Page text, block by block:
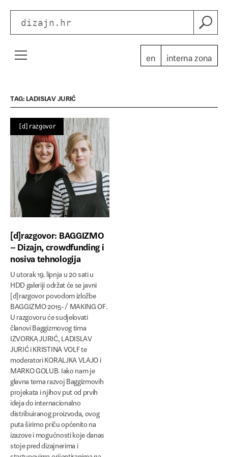
en interna zona
HDD
Smjernice za izračun cijena djela dizajna
O Hrvatskom dizajnerskom društvu
Članovi upravnih tijela (2019. – 2021.)
Kontakt
Članstvo
Indeks dizajnera
HDD Galerija
Izložbe
[d]razgovor
Gostovanja
Edukacija
Dizajnerska početnica
Nove modne prakse
Tipografski kolegij
Stručna predavanja
Practicing Design
TAG: LADISLAV JURIĆ
[d]razgovor
[d]razgovor: BAGGIZMO
– Dizajn, crowdfunding i
nosiva tehnologija
U utorak 19. lipnja u 20 sati u
HDD galeriji održat će se javni
[d]razgovor povodom izložbe
BAGGIZMO 2015- / MAKING OF.
U razgovoru će sudjelovati
članovi Baggizmovog tima
IZVORKA JURIĆ, LADISLAV
JURIĆ i KRISTINA VOLF te
moderatori KORALJKA VLAJO i
MARKO GOLUB. Iako nam je
glavna tema razvoj Baggizmovih
projekata i njihov put od prvih
ideja do internacionalno
distribuiranog proizvoda, ovog
puta širimo priču općenito na
izazove i mogućnosti koje danas
stoje pred dizajnerima i
startupovima orijentiranima na